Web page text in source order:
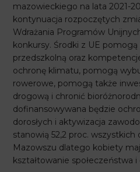
mazowieckiego na lata 2021-
kontynuacja rozpoczętych
Wdrażania Programów
konkursy. Środki z UE
przedszkolną oraz
ochronę klimatu, pomogą
rowerowe, pomogą także
drogową i chronić
dofinansowywana będzie
dorosłych i aktywizacja
stanowią 52,2 proc.
Mazowszu dlatego kobiety
kształtowanie społeczeństwa